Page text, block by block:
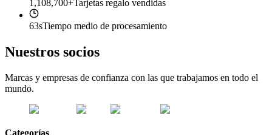
1,108,700+Tarjetas regalo vendidas
63sTiempo medio de procesamiento
Nuestros socios
Marcas y empresas de confianza con las que trabajamos en todo el
mundo.
Categorías